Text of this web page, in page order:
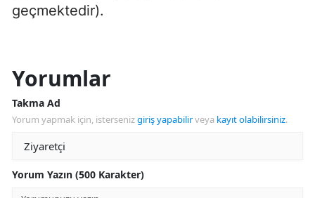
geçmektedir).
Yorumlar
Takma Ad
Yorum yapmak için, istersenizgiriş yapabilirveya kayıt olabilirsiniz.
Yorum Yazın (500 Karakter)